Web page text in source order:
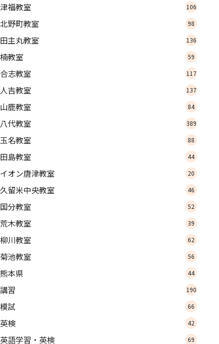
津福教室 106
北野町教室 98
田主丸教室 136
楠教室 59
合志教室 117
人吉教室 137
山鹿教室 84
八代教室 389
玉名教室 88
田島教室 44
イオン唐津教室 20
久留米中央教室 46
国分教室 52
荒木教室 39
柳川教室 62
菊池教室 56
熊本県 44
講習 190
模試 66
英検 42
英語学習・英検 69